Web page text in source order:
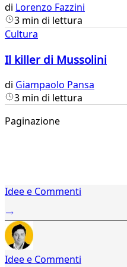
di Lorenzo Fazzini
3 min di lettura
Cultura
Il killer di Mussolini
di Giampaolo Pansa
3 min di lettura
Paginazione
2Idee e Commenti
Idee e Commenti